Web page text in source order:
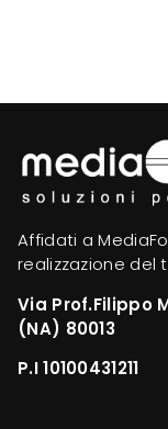
Affidati a
realizzazione del
Via Prof.Filippo
(NA) 80013
P.I 10100431211